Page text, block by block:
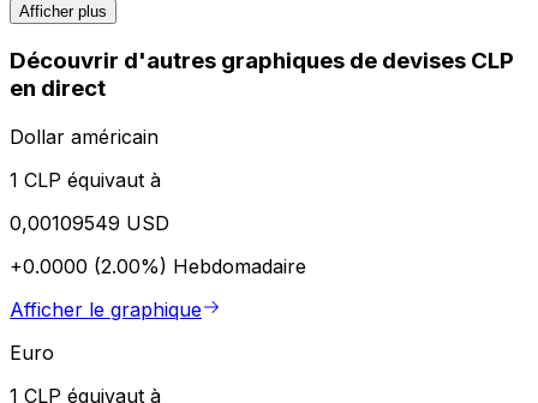
Afficher plus
Découvrir d'autres graphiques de devises CLP
en direct
Dollar américain
1 CLP équivaut à
0,00109549 USD
+0.0000 (2.00%) Hebdomadaire
Afficher le graphique
Euro
1 CLP équivaut à